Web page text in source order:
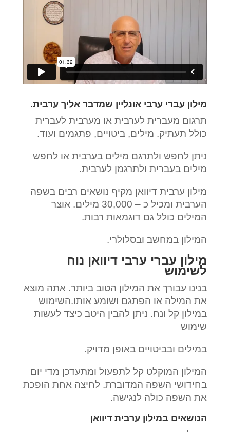
מילון עברי ערבי אונליין שמדבר אליך ערבית.
תרגום מעברית לערבית או מערבית לעברית
כולל תעתיק. מילים, ביטויים, פתגמים ועוד.
ניתן לחפש ולתרגם מילים בערבית או לחפש
מילים בעברית ולתרגמן לערבית.
מילון ערבית דיוואן מקיף נושאים רבים בשפה
הערבית ומכיל כ – 30,000 מילים. אוצר
המילים כולל גם דוגמאות רבות.
המילון במחשב ובסלולרי.
מילון עברי ערבי דיוואן נוח
לשימוש
בנינו עבורך את המילון הטוב ביותר. אתה מוצא
את המילה או הפתגם ושומע אותו.השימוש
במילון קל ונח. ניתן להבין היטב כיצד לעשות
שימוש
במילים ובביטויים באופן מדויק.
המילון המוקלט קל לתפעול ומתעדכן מדי יום
בחידושי השפה המדוברת. לחיצה אחת הופכת
את השפה כולה לנגישה.
הנושאים במילון ערבית דיוואן